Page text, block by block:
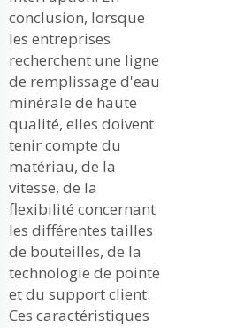
conclusion, lorsque
les entreprises
recherchent une ligne
de remplissage d'eau
minérale de haute
qualité, elles doivent
tenir compte du
matériau, de la
vitesse, de la
flexibilité concernant
les différentes tailles
de bouteilles, de la
technologie de pointe
et du support client.
Ces caractéristiques